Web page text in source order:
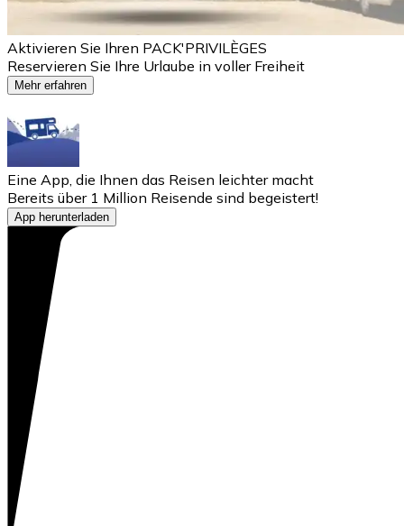
Aktivieren Sie Ihren PACK'PRIVILÈGES
Reservieren Sie Ihre Urlaube in voller Freiheit
Mehr erfahren
Eine App, die Ihnen das Reisen leichter macht
Bereits über 1 Million Reisende sind begeistert!
App herunterladen